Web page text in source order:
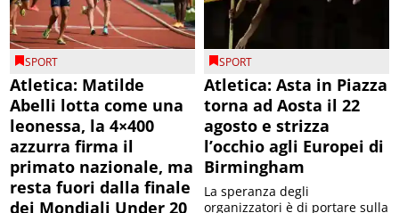
SPORT
Atletica: Matilde
Abelli lotta come una
leonessa, la 4×400
azzurra firma il
primato nazionale, ma
resta fuori dalla finale
dei Mondiali Under 20
SPORT
Atletica: Asta in Piazza
torna ad Aosta il 22
agosto e strizza
l’occhio agli Europei di
Birmingham
La speranza degli
organizzatori è di portare sulla